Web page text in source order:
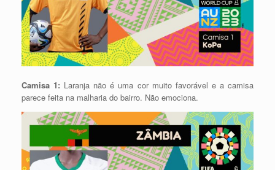
Camisa 1: Laranja não é uma cor muito favorável e a camisa
parece feita na malharia do bairro. Não emociona.